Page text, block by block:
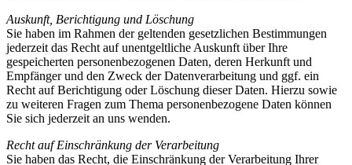
Auskunft, Berichtigung und Löschung
Sie haben im Rahmen der geltenden gesetzlichen Bestimmungen
jederzeit das Recht auf unentgeltliche Auskunft über Ihre
gespeicherten personenbezogenen Daten, deren Herkunft und
Empfänger und den Zweck der Datenverarbeitung und ggf. ein
Recht auf Berichtigung oder Löschung dieser Daten. Hierzu sowie
zu weiteren Fragen zum Thema personenbezogene Daten können
Sie sich jederzeit an uns wenden.
Recht auf Einschränkung der Verarbeitung
Sie haben das Recht, die Einschränkung der Verarbeitung Ihrer